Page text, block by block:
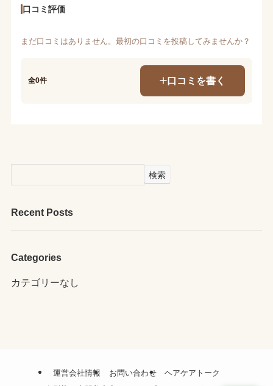
口コミ評価
まだ口コミはありません。最初の口コミを投稿してみませんか？
全0件 口コミを書く
検索
Recent Posts
Categories
カテゴリーなし
運営会社情報 お問い合わせ
ヘアケアトーク